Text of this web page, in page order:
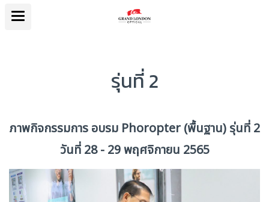
รุ่นที่ 2
ภาพกิจกรรมการ อบรม Phoropter (พื้นฐาน) รุ่นที่ 2
วันที่ 28 - 29 พฤศจิกายน 2565